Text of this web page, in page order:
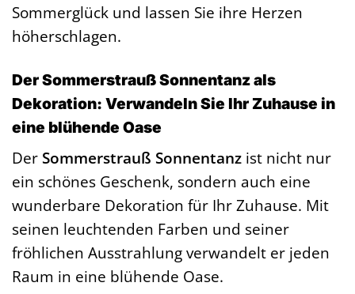
Sommerglück und lassen Sie ihre Herzen
höherschlagen.
Der Sommerstrauß Sonnentanz als
Dekoration: Verwandeln Sie Ihr Zuhause in
eine blühende Oase
Der Sommerstrauß Sonnentanz ist nicht nur
ein schönes Geschenk, sondern auch eine
wunderbare Dekoration für Ihr Zuhause. Mit
seinen leuchtenden Farben und seiner
fröhlichen Ausstrahlung verwandelt er jeden
Raum in eine blühende Oase.